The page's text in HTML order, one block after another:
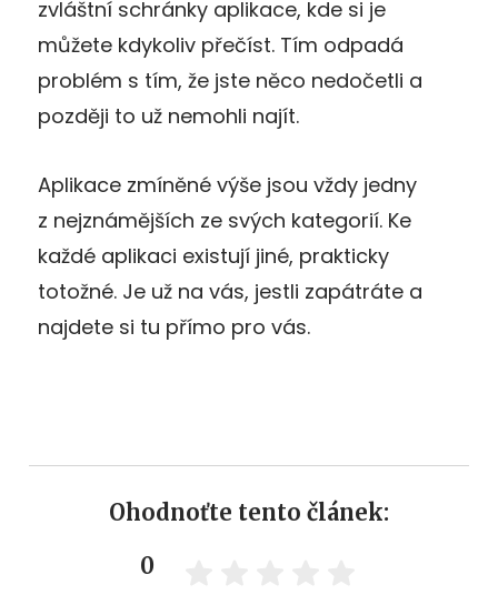
zvláštní schránky aplikace, kde si je
můžete kdykoliv přečíst. Tím odpadá
problém s tím, že jste něco nedočetli a
později to už nemohli najít.
Aplikace zmíněné výše jsou vždy jedny
z nejznámějších ze svých kategorií. Ke
každé aplikaci existují jiné, prakticky
totožné. Je už na vás, jestli zapátráte a
najdete si tu přímo pro vás.
Ohodnoťte tento článek:
0